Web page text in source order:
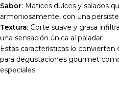
Sabor: Matices dulces y salados
armoniosamente, con una
Textura: Corte suave y grasa
una sensación única al paladar.
Estas características lo
para degustaciones gourmet
especiales.